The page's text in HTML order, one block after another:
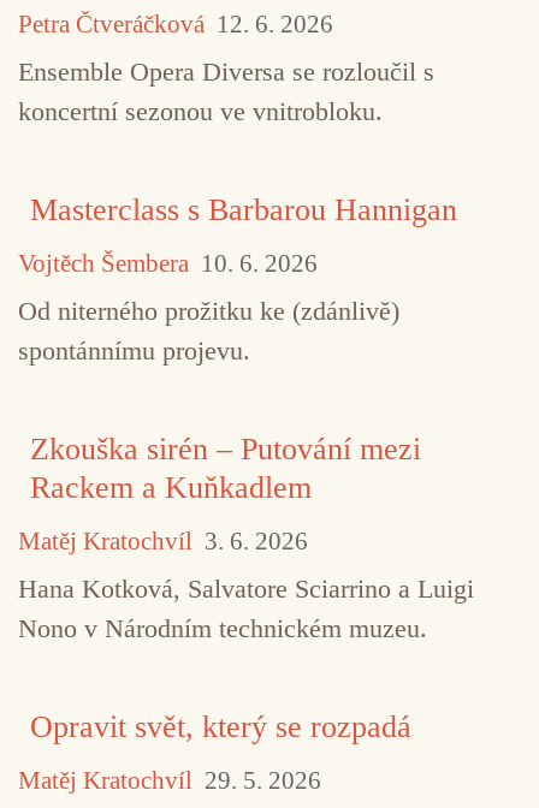
Petra Čtveráčková 12. 6. 2026
Ensemble Opera Diversa se rozloučil s
koncertní sezonou ve vnitrobloku.
Masterclass s Barbarou Hannigan
Vojtěch Šembera 10. 6. 2026
Od niterného prožitku ke (zdánlivě)
spontánnímu projevu.
Zkouška sirén – Putování mezi
Rackem a Kuňkadlem
Matěj Kratochvíl 3. 6. 2026
Hana Kotková, Salvatore Sciarrino a Luigi
Nono v Národním technickém muzeu.
Opravit svět, který se rozpadá
Matěj Kratochvíl 29. 5. 2026